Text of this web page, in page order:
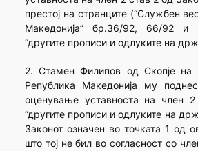
престој на странците (“Службен
Македонија” бр.36/92, 66/92
“другите прописи и одлуките на
2. Стамен Филипов од Скопје на
Република Македонија му
оценување уставноста на член
“другите прописи и одлуките на
Законот означен во точката 1 од
што тој не бил во согласност со